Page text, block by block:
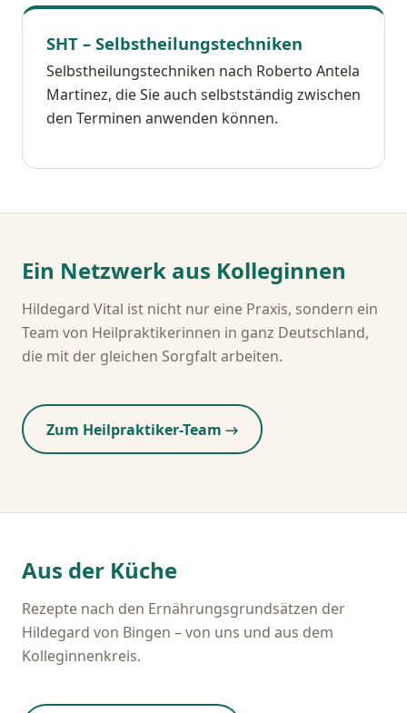
SHT – Selbstheilungstechniken
Selbstheilungstechniken nach Roberto Antela
Martinez, die Sie auch selbstständig zwischen
den Terminen anwenden können.
Ein Netzwerk aus Kolleginnen
Hildegard Vital ist nicht nur eine Praxis, sondern ein
Team von Heilpraktikerinnen in ganz Deutschland,
die mit der gleichen Sorgfalt arbeiten.
Zum Heilpraktiker-Team →
Aus der Küche
Rezepte nach den Ernährungsgrundsätzen der
Hildegard von Bingen – von uns und aus dem
Kolleginnenkreis.